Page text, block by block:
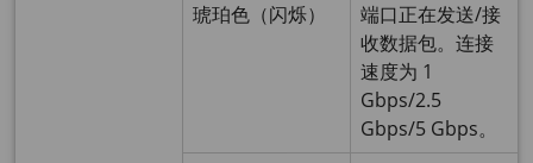
琥珀色（闪烁）
端口正在发送/接
收数据包。连接
速度为 1
Gbps/2.5
Gbps/5 Gbps。